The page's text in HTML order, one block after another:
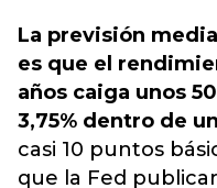
La previsión
es que el
años caiga unos
3,75% dentro de
casi 10 puntos
que la Fed